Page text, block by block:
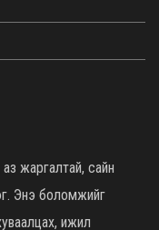
аз жаргалтай, сайн
Энэ боломжийг
ижил